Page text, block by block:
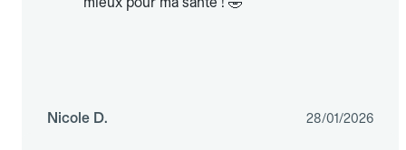
Nicole D. 28/01/2026